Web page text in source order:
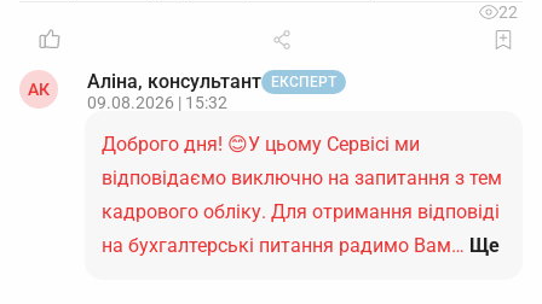
22
АК Аліна, консультант ЕКСПЕРТ
09.08.2026 | 15:32
Доброго дня! 😊У цьому Сервісі ми
відповідаємо виключно на запитання з тем
кадрового обліку. Для отримання відповіді
на бухгалтерські питання радимо Вам… Ще